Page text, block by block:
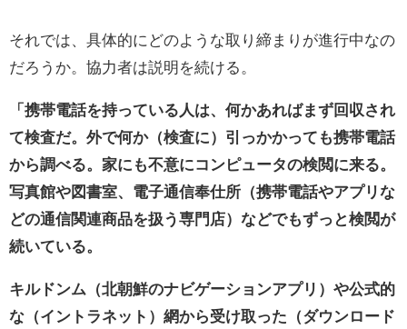
それでは、具体的にどのような取り締まりが進行中なの
だろうか。協力者は説明を続ける。
「携帯電話を持っている人は、何かあればまず回収され
て検査だ。外で何か（検査に）引っかかっても携帯電話
から調べる。家にも不意にコンピュータの検閲に来る。
写真館や図書室、電子通信奉仕所（携帯電話やアプリな
どの通信関連商品を扱う専門店）などでもずっと検閲が
続いている。
キルドンム（北朝鮮のナビゲーションアプリ）や公式的
な（イントラネット）網から受け取った（ダウンロード